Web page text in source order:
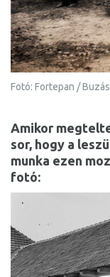
Fotó: Fortepan /
Amikor
sor, hogy a
munka ezen
fotó: